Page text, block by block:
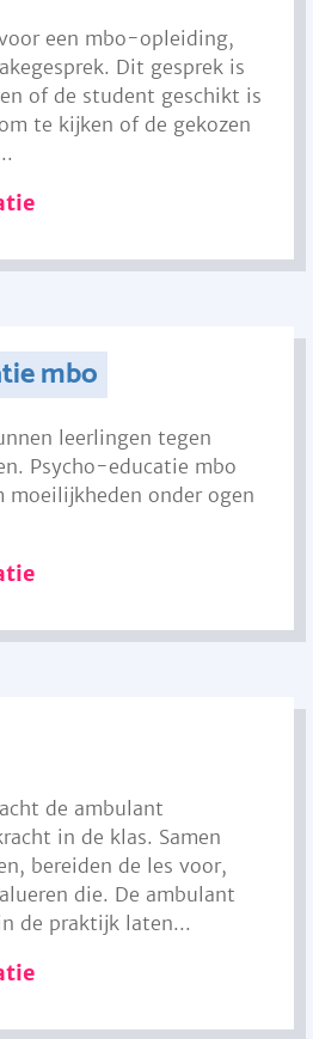
een mbo-opleiding,
Dit gesprek is
of de student geschikt is
te kijken of de gekozen
mbo
leerlingen tegen
Psycho-educatie mbo
moeilijkheden onder ogen
de ambulant
in de klas. Samen
bereiden de les voor,
die. De ambulant
de praktijk laten...